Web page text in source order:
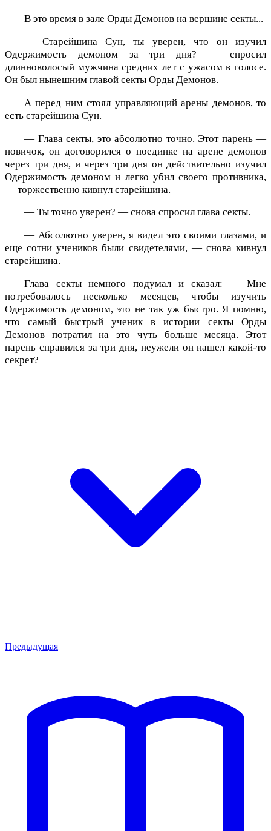
В это время в зале Орды Демонов на вершине секты...
— Старейшина Сун, ты уверен, что он изучил
Одержимость демоном за три дня? — спросил
длинноволосый мужчина средних лет с ужасом в голосе.
Он был нынешним главой секты Орды Демонов.
А перед ним стоял управляющий арены демонов, то
есть старейшина Сун.
— Глава секты, это абсолютно точно. Этот парень —
новичок, он договорился о поединке на арене демонов
через три дня, и через три дня он действительно изучил
Одержимость демоном и легко убил своего противника,
— торжественно кивнул старейшина.
— Ты точно уверен? — снова спросил глава секты.
— Абсолютно уверен, я видел это своими глазами, и
еще сотни учеников были свидетелями, — снова кивнул
старейшина.
Глава секты немного подумал и сказал: — Мне
потребовалось несколько месяцев, чтобы изучить
Одержимость демоном, это не так уж быстро. Я помню,
что самый быстрый ученик в истории секты Орды
Демонов потратил на это чуть больше месяца. Этот
парень справился за три дня, неужели он нашел какой-то
секрет?
Предыдущая